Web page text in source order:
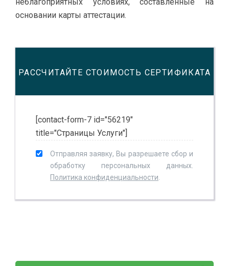
основании карты аттестации.
РАССЧИТАЙТЕ СТОИМОСТЬ СЕРТИФИКАТА
[contact-form-7 id="56219"
title="Страницы Услуги"]
Отправляя заявку, Вы разрешаете сбор и
обработку персональных данных.
Политика конфиденциальности